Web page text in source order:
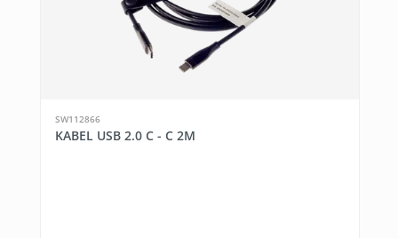
SW112866
KABEL USB 2.0 C - C 2M